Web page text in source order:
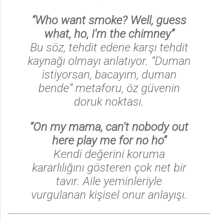
“Who want smoke? Well, guess
what, ho, I'm the chimney”
Bu söz, tehdit edene karşı tehdit
kaynağı olmayı anlatıyor. “Duman
istiyorsan, bacayım, duman
bende” metaforu, öz güvenin
doruk noktası.
“On my mama, can't nobody out
here play me for no ho”
Kendi değerini koruma
kararlılığını gösteren çok net bir
tavır. Aile yeminleriyle
vurgulanan kişisel onur anlayışı.
♫